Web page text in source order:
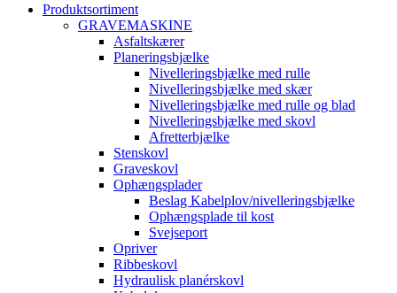
Produktsortiment
GRAVEMASKINE
Asfaltskærer
Planeringsbjælke
Nivelleringsbjælke med rulle
Nivelleringsbjælke med skær
Nivelleringsbjælke med rulle og blad
Nivelleringsbjælke med skovl
Afretterbjælke
Stenskovl
Graveskovl
Ophængsplader
Beslag Kabelplov/nivelleringsbjælke
Ophængsplade til kost
Svejseport
Opriver
Ribbeskovl
Hydraulisk planérskovl